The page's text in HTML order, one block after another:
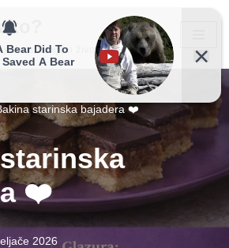
jednostavnijem životu!
starinska bajadera ❤️
❤️
2026